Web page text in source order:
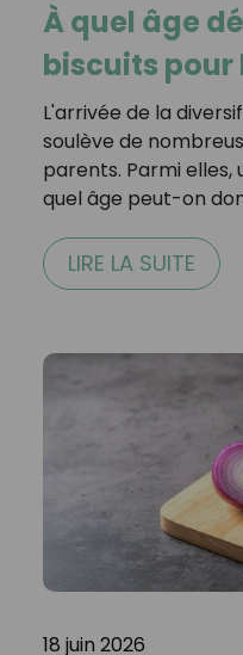
À quel âge
biscuits pour
L'arrivée de la
soulève de
parents. Parmi elles,
quel âge peut-on
LIRE LA SUITE
18 juin 2026